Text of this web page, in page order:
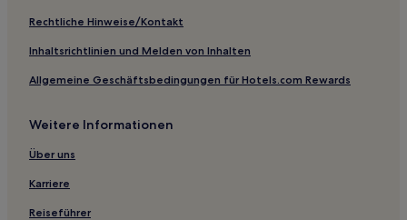
San Diego Hotels
Del Cerro: Hotels
Hotels nahe Tourmaline Surfing Park
Mission Beach: Hotels
Hotels nahe Casa Romantica
Hotels nahe LEGOLAND® California
Rechtliche Hinweise/Kontakt
Inhaltsrichtlinien und Melden von Inhalten
Allgemeine Geschäftsbedingungen für Hotels.com Rewards
Weitere Informationen
Über uns
Karriere
Reiseführer